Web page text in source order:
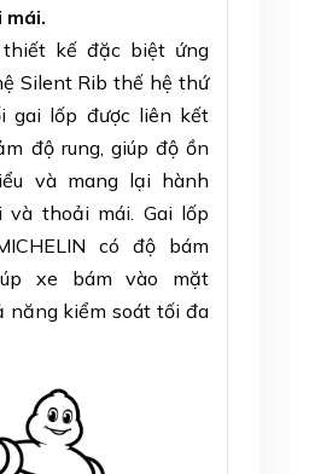
mái.
kế đặc biệt ứng
Silent Rib thế hệ thứ
gai lốp được liên kết
độ rung, giúp độ ồn
và mang lại hành
thoải mái. Gai lốp
có độ bám
xe bám vào mặt
năng kiểm soát tối đa